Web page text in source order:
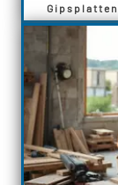
Gipsplatten